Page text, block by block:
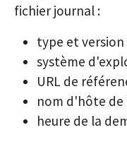
fichier journal :
type et
système
URL de
nom d'hôte
heure de la